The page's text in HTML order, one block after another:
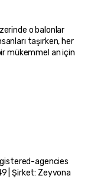
o balonlar
taşırken, her
mükemmel an için
agencies
| Şirket: Zeyvona